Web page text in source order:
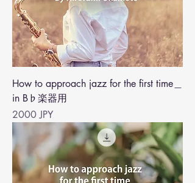
How to approach jazz for the first time＿
in B♭楽器用
Precio
2000 JPY